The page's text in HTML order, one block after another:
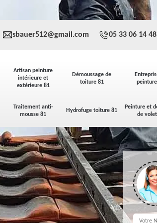
Artisan peinture
intérieure et
extérieure 81
Démoussage de
toiture 81
Traitement anti-
mousse 81
Hydrofuge toiture 81
Peinture et
de
sbauer512@gmail.com 05 33 06 14 48